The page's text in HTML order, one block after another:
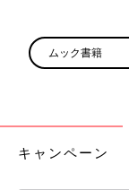
大人気「新百科
新生児から3歳ま
の成長とかかわり
ムック書籍
キャンペーン